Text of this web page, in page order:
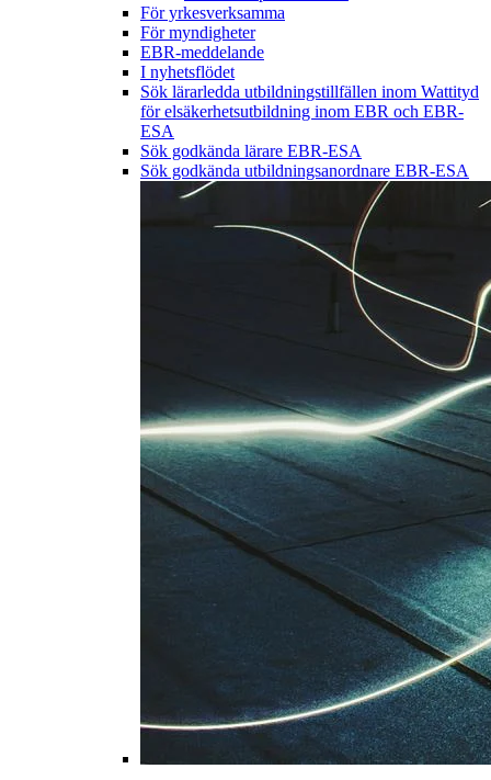
För yrkesverksamma
För myndigheter
EBR-meddelande
I nyhetsflödet
Sök lärarledda utbildningstillfällen inom Wattityd
för elsäkerhetsutbildning inom EBR och EBR-
ESA
Sök godkända lärare EBR-ESA
Sök godkända utbildningsanordnare EBR-ESA